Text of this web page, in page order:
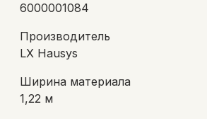
6000001084
Производитель
LX Hausys
Ширина материала
1,22 м